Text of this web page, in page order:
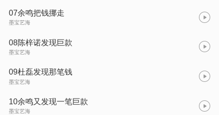
07余鸣把钱挪走
墨宝艺海
08陈梓诺发现巨款
墨宝艺海
09杜磊发现那笔钱
墨宝艺海
10余鸣又发现一笔巨款
墨宝艺海